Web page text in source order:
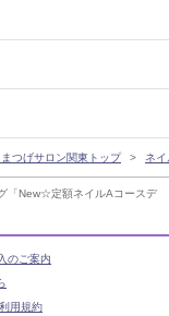
「New☆定額ネイルAコースデ
つげサロン関東トップ ネ
のご案内
利用規約